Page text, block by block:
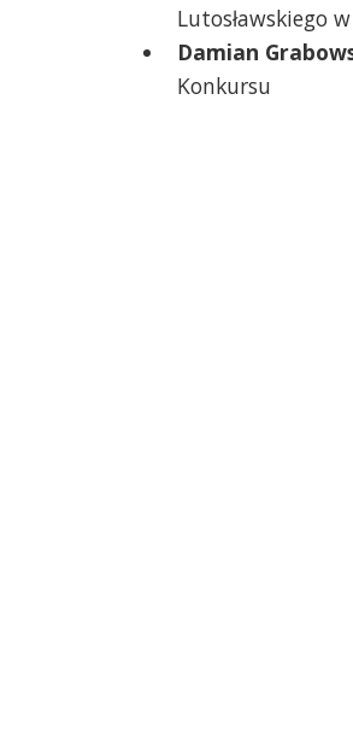
Lutosławskiego
Damian
Konkursu